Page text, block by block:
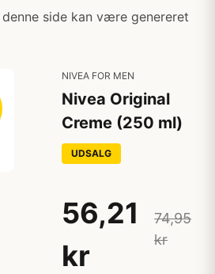
side kan være genereret
NIVEA FOR MEN
Nivea Original
Creme (250 ml)
UDSALG
56,21
kr
74,95
kr